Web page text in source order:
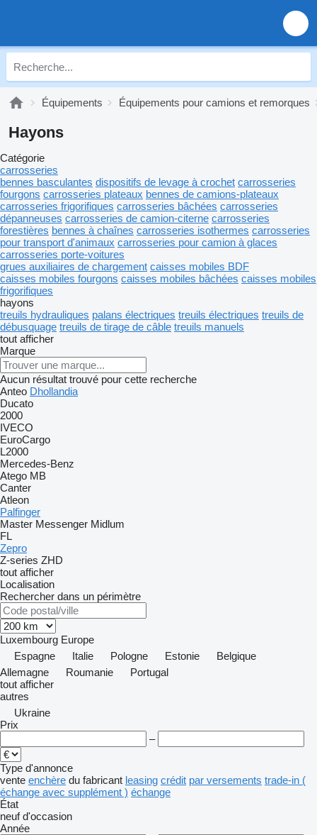
Équipements Équipements pour camions et remorques
Hayons
Catégorie
carrosseries
bennes basculantes dispositifs de levage à crochet carrosseries
fourgons carrosseries plateaux bennes de camions-plateaux
carrosseries frigorifiques carrosseries bâchées carrosseries
dépanneuses carrosseries de camion-citerne carrosseries
forestières bennes à chaînes carrosseries isothermes carrosseries
pour transport d'animaux carrosseries pour camion à glaces
carrosseries porte-voitures
grues auxiliaires de chargement caisses mobiles BDF
caisses mobiles fourgons caisses mobiles bâchées caisses mobiles
frigorifiques
hayons
treuils hydrauliques palans électriques treuils électriques treuils de
débusquage treuils de tirage de câble treuils manuels
tout afficher
Marque
Aucun résultat trouvé pour cette recherche
Anteo Dhollandia
Ducato
2000
IVECO
EuroCargo
L2000
Mercedes-Benz
Atego MB
Canter
Atleon
Palfinger
Master Messenger Midlum
FL
Zepro
Z-series ZHD
tout afficher
Localisation
Rechercher dans un périmètre
Luxembourg Europe
Espagne
Italie Pologne Estonie
Belgique
Allemagne
Roumanie
Portugal
tout afficher
autres
Ukraine
Prix
–
Type d'annonce
vente enchère du fabricant leasing crédit par versements trade-in (
échange avec supplément ) échange
État
neuf d'occasion
Année